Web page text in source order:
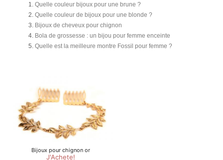
Quelle couleur bijoux pour une brune ?
Quelle couleur de bijoux pour une blonde ?
Bijoux de cheveux pour chignon
Bola de grossesse : un bijou pour femme enceinte
Quelle est la meilleure montre Fossil pour femme ?